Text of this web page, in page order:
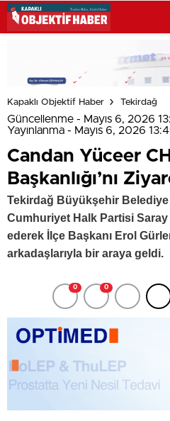
Kapaklı Objektif Haber Tekirdağ
Güncellenme - Mayıs 6, 2026
Yayınlanma - Mayıs 6, 2026
Candan Yüceer
Başkanlığı’nı
Tekirdağ Büyükşehir Belediye
Cumhuriyet Halk Partisi Saray
ederek İlçe Başkanı Erol
arkadaşlarıyla bir araya geldi.
0 0